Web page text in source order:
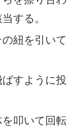
する。
紐を引いて
すように投
叩いて回転